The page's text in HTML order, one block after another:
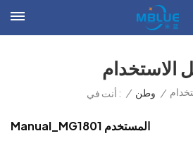
الاستخدام
أنت في : / وطن /
Manual_MG1801 المستخدم